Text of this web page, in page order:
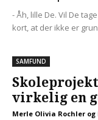
- Åh, lille De. Vil De
kort, at der ikke er
SAMFUND
virkelig en
Merle Olivia Rochler